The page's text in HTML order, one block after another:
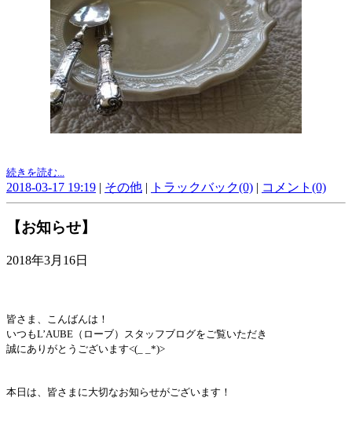
続きを読む...
2018-03-17 19:19 | その他 | トラックバック(0) | コメント(0)
【お知らせ】
2018年3月16日
皆さま、こんばんは！
いつもL’AUBE（ローブ）スタッフブログをご覧いただき
誠にありがとうございます<(_ _*)>
本日は、皆さまに大切なお知らせがございます！